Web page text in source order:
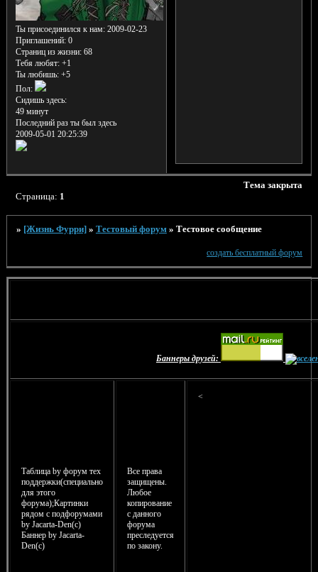
Ты присоединился к нам: 2009-02-23
Приглашений:0
Страниц из жизни:68
Тебя любят: +1
Ты любишь: +5
Пол:
Сидишь здесь:
49 минут
Последний раз ты был здесь
2009-05-01 20:25:39
Тема закрыта
Страница: 1
» [Жизнь Фурри] » Тестовый форум » Тестовое сообщение
создать бесплатный форум
Баннеры друзей:
Таблица by форум тех
поддержки(специально
для этого
форума);Картинки
рядом с подфорумами
by Jacarta-Den(c)
Баннер by Jacarta-
Den(с)
Все права
защищены.
Любое
копирование
с данного
форума
преследуется
по закону.
<